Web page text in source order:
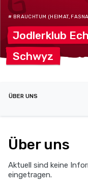
# BRAUCHTUM (HEIMAT,
Jodlerklub
Schwyz
ÜBER UNS
Über uns
Aktuell sind keine
eingetragen.